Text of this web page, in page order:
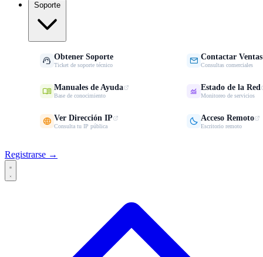
Soporte
 Obtener Soporte
Ticket de soporte técnico  Contactar Ventas
Consultas comerciales
 Manuales de Ayuda
Base de conocimiento  Estado de la Red
Monitoreo de servicios
 Ver Dirección IP
Consulta tu IP pública  Acceso Remoto
Escritorio remoto
Registrarse →